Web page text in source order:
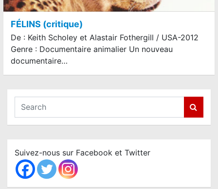
FÉLINS (critique)
De : Keith Scholey et Alastair Fothergill / USA-2012
Genre : Documentaire animalier Un nouveau
documentaire…
a
c
h
Suivez-nous sur Facebook et Twitter